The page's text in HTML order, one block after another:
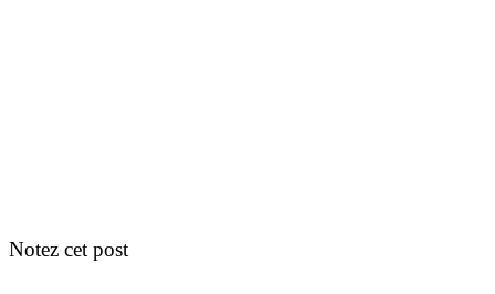
Notez cet post